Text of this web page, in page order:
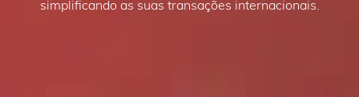
simplificando as suas transações internacionais.